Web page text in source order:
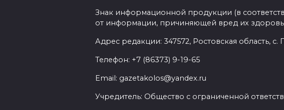
Знак информационной продукции (в
от информации, причиняющей вред их
Адрес редакции: 347572, Ростовская область, с.
Телефон: +7 (86373) 9-19-65
Email: gazetakolos@yandex.ru
Учредитель: Общество с ограниченной